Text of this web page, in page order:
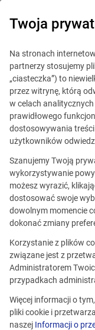
Ta oferta
Zobacz
Kraków
Twoja
Na stronach
partnerzy stosujemy
„ciasteczka”) to
przez witrynę, którą
w celach
prawidłowego
dostosowywania
użytkowników
Szanujemy Twoją
wykorzystywanie
możesz wyrazić,
dostosować swoje
dowolnym momencie
dokonać zmiany
Korzystanie z plików
związane jest z
Administratorem
przypadkach
Więcej informacji o
pliki cookie i
naszej Informacji o